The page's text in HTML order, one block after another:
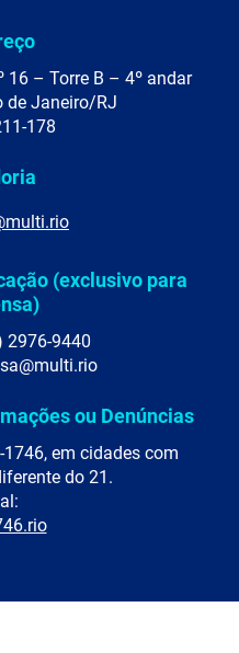
16 – Torre B – 4º andar
de Janeiro/RJ
178
(exclusivo para
2976-9440
ou Denúncias
em cidades com
do 21.